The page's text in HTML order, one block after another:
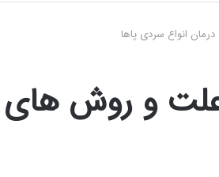
انواع سردی پاها
و روش های